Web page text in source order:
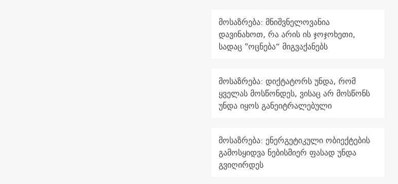
მოსაზრება: მნიშვნელოვანია
დავინახოთ, რა არის ის ჯოჯოხეთი,
სადაც "ოცნება“ მიგვაქანებს
მოსაზრება: დიქტატორს უნდა, რომ
ყველას მოსწონდეს, ვისაც არ მოსწონს
უნდა იყოს განეიტრალებული
მოსაზრება: ენერგეტიკული ობიექტების
გამოსყიდვა ნებისმიერ ფასად უნდა
გვიღირდეს